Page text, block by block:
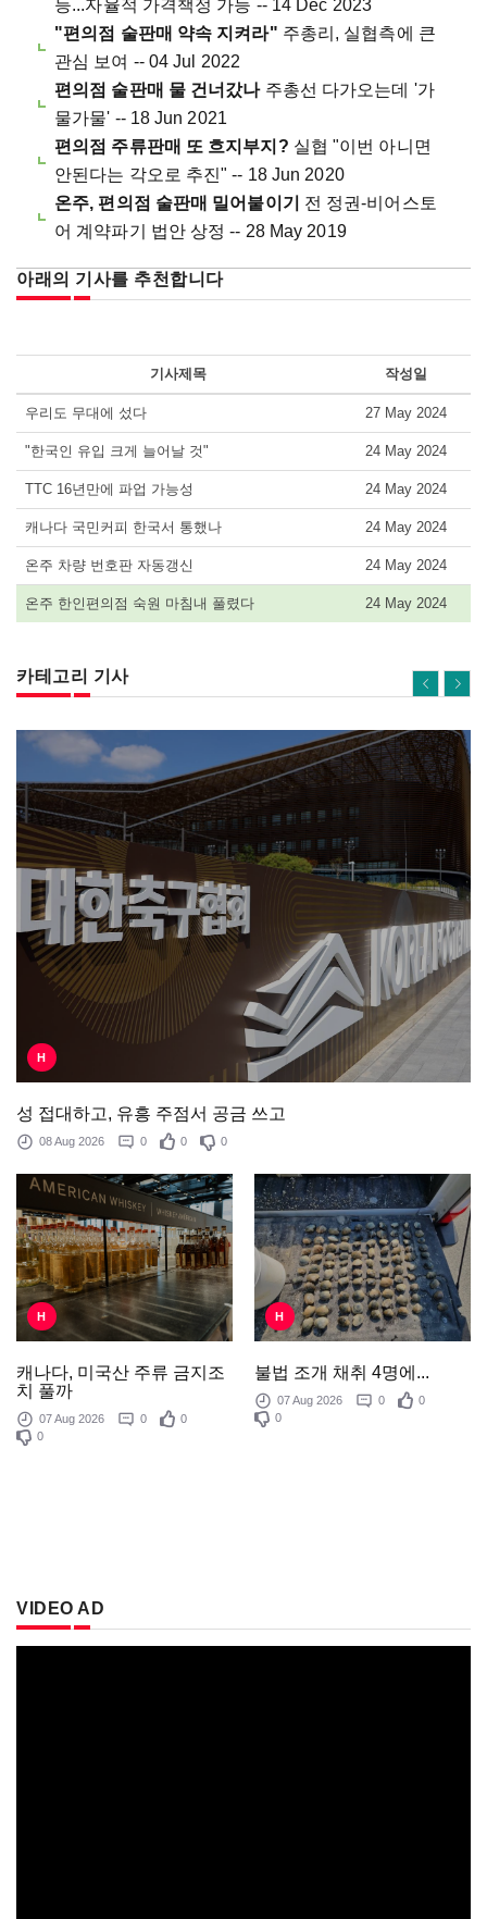
등...자율적 가격책정 가능 -- 14 Dec 2023
"편의점 술판매 약속 지켜라" 주총리, 실협측에 큰
관심 보여 -- 04 Jul 2022
편의점 술판매 물 건너갔나주총선 다가오는데 '가
물가물' -- 18 Jun 2021
편의점 주류판매 또 흐지부지? 실협 "이번 아니면
안된다는 각오로 추진" -- 18 Jun 2020
온주, 편의점 술판매 밀어붙이기 전 정권-비어스토
어 계약파기 법안 상정 -- 28 May 2019
아래의 기사를 추천합니다
기사제목 작성일
우리도 무대에 섰다 27 May 2024
"한국인 유입 크게 늘어날 것" 24 May 2024
TTC 16년만에 파업 가능성 24 May 2024
캐나다 국민커피 한국서 통했나 24 May 2024
온주 차량 번호판 자동갱신 24 May 2024
온주 한인편의점 숙원 마침내 풀렸다 24 May 2024
카테고리 기사
H
성 접대하고, 유흥 주점서 공금 쓰고
08 Aug 2026 0 0 0
H
캐나다, 미국산 주류 금지조
치 풀까
07 Aug 2026 0
0
0
H
불법 조개 채취 4명에...
07 Aug 2026 0
0
0
VIDEO AD